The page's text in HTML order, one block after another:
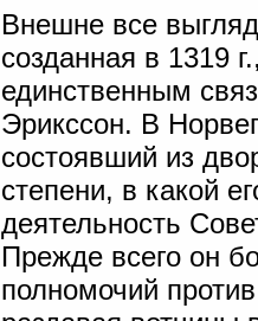
Внешне все
созданная в 1319
единственным
Эрикссон. В
состоявший из
степени, в какой
деятельность
Прежде всего он
полномочий